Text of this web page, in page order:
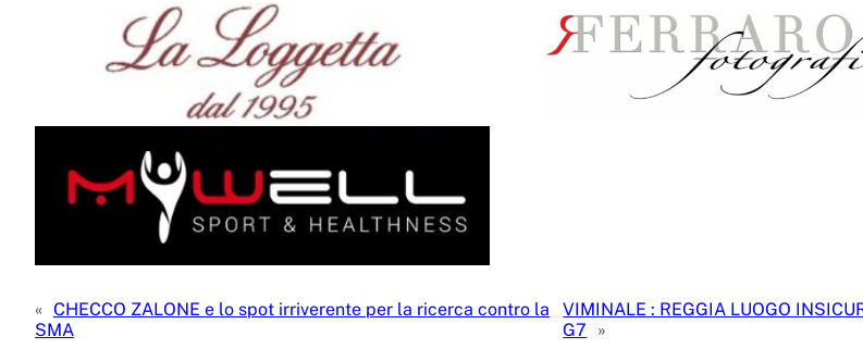
« CHECCO ZALONE e lo spot irriverente per la ricerca contro la
SMA
VIMINALE : REGGIA LUOGO
G7
»